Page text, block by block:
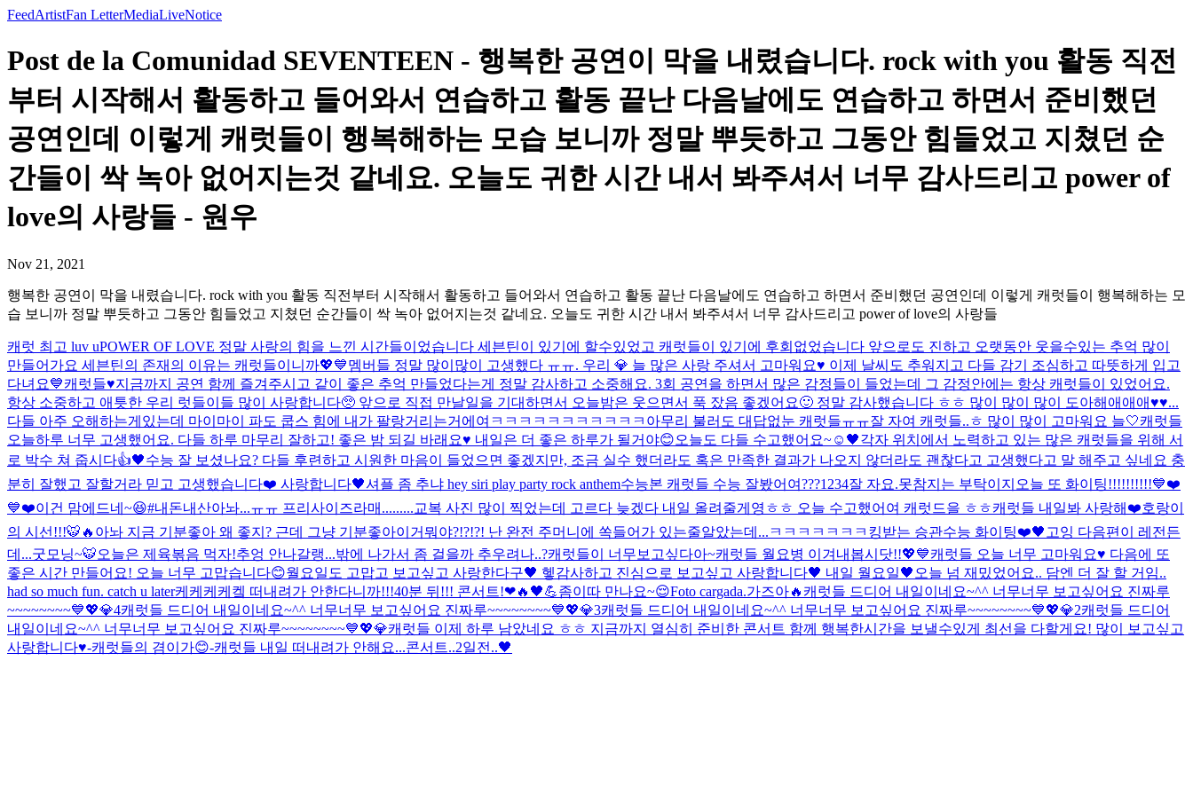
FeedArtistFan LetterMediaLiveNotice
Post de la Comunidad SEVENTEEN - 행복한 공연이 막을 내렸습니다. rock with you 활동 직전
부터 시작해서 활동하고 들어와서 연습하고 활동 끝난 다음날에도 연습하고 하면서 준비했던
공연인데 이렇게 캐럿들이 행복해하는 모습 보니까 정말 뿌듯하고 그동안 힘들었고 지쳤던 순
간들이 싹 녹아 없어지는것 같네요. 오늘도 귀한 시간 내서 봐주셔서 너무 감사드리고 power of
love의 사랑들 - 원우
Nov 21, 2021
행복한 공연이 막을 내렸습니다. rock with you 활동 직전부터 시작해서 활동하고 들어와서 연습하고 활동 끝난 다음날에도 연습하고 하면서 준비했던 공연인데 이렇게 캐럿들이 행복해하는 모
습 보니까 정말 뿌듯하고 그동안 힘들었고 지쳤던 순간들이 싹 녹아 없어지는것 같네요. 오늘도 귀한 시간 내서 봐주셔서 너무 감사드리고 power of love의 사랑들
캐럿 최고 luv uPOWER OF LOVE 정말 사랑의 힘을 느낀 시간들이었습니다 세븐틴이 있기에 할수있었고 캐럿들이 있기에 후회없었습니다 앞으로도 진하고 오랫동안 웃을수있는 추억 많이
만들어가요 세븐틴의 존재의 이유는 캐럿들이니까💖💙멤버들 정말 많이많이 고생했다 ㅠㅠ. 우리 💎 늘 많은 사랑 주셔서 고마워요♥️ 이제 날씨도 추워지고 다들 감기 조심하고 따뜻하게 입고
다녀요💙캐럿들♥️지금까지 공연 함께 즐겨주시고 같이 좋은 추억 만들었다는게 정말 감사하고 소중해요. 3회 공연을 하면서 많은 감정들이 들었는데 그 감정안에는 항상 캐럿들이 있었어요.
항상 소중하고 애틋한 우리 럿들이들 많이 사랑합니다🥺 앞으로 직접 만날일을 기대하면서 오늘밤은 웃으면서 푹 잤음 좋겠어요🙂 정말 감사했습니다 ㅎㅎ 많이 많이 많이 도아해애애애♥️♥...
다들 아주 오해하는게있는데 마이마이 파도 쿱스 힘에 내가 팔랑거리는거에여ㅋㅋㅋㅋㅋㅋㅋㅋㅋㅋㅋ 아무리 불러도 대답없눈 캐럿들ㅠㅠ잘 자여 캐럿들..ㅎ 많이 많이 고마워요 늘🤍캐럿들
오늘하루 너무 고생했어요. 다들 하루 마무리 잘하고! 좋은 밤 되길 바래요♥️ 내일은 더 좋은 하루가 될거야😊오늘도 다들 수고했어요~☺️ 🖤각자 위치에서 노력하고 있는 많은 캐럿들을 위해 서
로 박수 쳐 줍시다👍🖤수능 잘 보셨나요? 다들 후련하고 시원한 마음이 들었으면 좋겠지만, 조금 실수 했더라도 혹은 만족한 결과가 나오지 않더라도 괜찮다고 고생했다고 말 해주고 싶네요 충
분히 잘했고 잘할거라 믿고 고생했습니다❤️ 사랑합니다🖤셔플 좀 추냐 hey siri play party rock anthem수능본 캐럿들 수능 잘봤어여???1234잘 자요.못참지는 부탁이지 오늘 또 화이팅!!!!!!!!!!💙❤️
💙❤️이건 맘에드네~😆#내돈내산아놔...ㅠㅠ 프리사이즈라매.........교복 사진 많이 찍었는데 고르다 늦겠다 내일 올려줄게영ㅎㅎ 오늘 수고했어여 캐럿드을 ㅎㅎ캐럿들 내일봐 사랑해❤️호랑이
의 시선!!!🐯🔥 아놔 지금 기분좋아 왜 좋지? 근데 그냥 기분좋아이거뭐야?!?!?! 난 완전 주머니에 쏙들어가 있는줄알았는데...ㅋㅋㅋㅋㅋㅋㅋ 킹받는 승관수능 화이팅❤️🖤 고잉 다음편이 레전든
데...굿모닝~🐯오늘은 제육볶음 먹자!추엉 안나갈랭...밖에 나가서 좀 걸을까 추우려나..?캐럿들이 너무보고싶다아~캐럿들 월요병 이겨내봅시닷!!💖💙캐럿들 오늘 너무 고마워요♥️ 다음에 또
좋은 시간 만들어요! 오늘 너무 고맙습니다😊월요일도 고맙고 보고싶고 사랑한다구🖤 헿감사하고 진심으로 보고싶고 사랑합니다🖤 내일 월요일🖤 오늘 넘 재밌었어요.. 담엔 더 잘 할 거임..
had so much fun. catch u later케케케케켘 떠내려가 안한다니까!!!40분 뒤!!! 콘서트!❤🔥🖤💪좀이따 만나요~😌Foto cargada.가즈아🔥 캐럿들 드디어 내일이네요~^^ 너무너무 보고싶어요 진짜루
~~~~~~~~💙💖💎4캐럿들 드디어 내일이네요~^^ 너무너무 보고싶어요 진짜루~~~~~~~~💙💖💎3캐럿들 드디어 내일이네요~^^ 너무너무 보고싶어요 진짜루~~~~~~~~💙💖💎2캐럿들 드디어
내일이네요~^^ 너무너무 보고싶어요 진짜루~~~~~~~~💙💖💎캐럿들 이제 하루 남았네요 ㅎㅎ 지금까지 열심히 준비한 콘서트 함께 행복한시간을 보낼수있게 최선을 다할게요! 많이 보고싶고
사랑합니다♥️-캐럿들의 겸이가😊-캐럿들 내일 떠내려가 안해요...콘서트..2일전..🖤